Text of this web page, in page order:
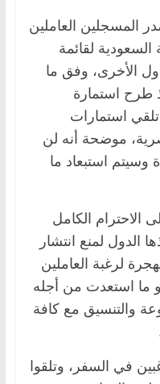
المسجلين العاملين
السعودية لقائمة
الأخرى، وفق ما
طرح استمارة
استمارات
موضحة أنه لن
وسيتم استبعاد ما
الاحترام الكامل
الدول لمنع انتشار
لرغبة العاملين
ما استعدت من أجله
والتنسيق مع كافة
في السفر، وتلقوا